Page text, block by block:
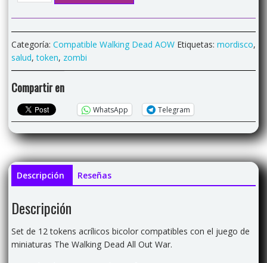
compatibles
Walking
AOW
cantidad
Categoría: Compatible Walking Dead AOW Etiquetas: mordisco,
salud,token, zombi
Compartir en
WhatsApp Telegram
Descripción Reseñas
Descripción
Set de 12 tokens acrílicos bicolor compatibles con el juego de
miniaturas The Walking Dead All Out War.